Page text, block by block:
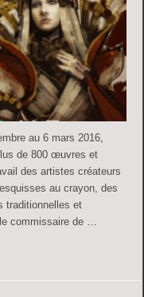
au 6 mars 2016,
de 800 œuvres et
des artistes créateurs
au crayon, des
traditionnelles et
commissaire de …